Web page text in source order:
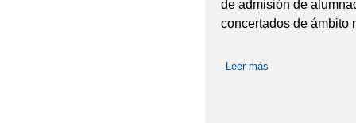
de admisión de
concertados de ámbito
Leer más